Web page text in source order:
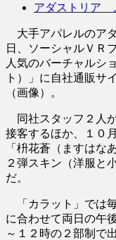
アダストリア
大手アパレルのア
日、ソーシャルＶＲ
人気のバーチャルシ
ト）」に自社通販サ
（画像）。
同社スタッフ２人
接客するほか、１０
「枡花蒼（ますはな
２弾スキン（洋服と
だ。
「カラット」では
に合わせて両日の午
～１２時の２部制で